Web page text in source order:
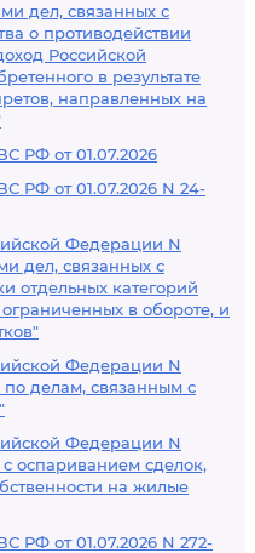
дел, связанных с
о противодействии
Российской
в результате
направленных на
РФ от 01.07.2026
РФ от 01.07.2026 N 24-
Федерации N
дел, связанных с
отдельных категорий
в обороте, и
Федерации N
по делам, связанным с
Федерации N
оспариванием сделок,
на жилые
РФ от 01.07.2026 N 272-